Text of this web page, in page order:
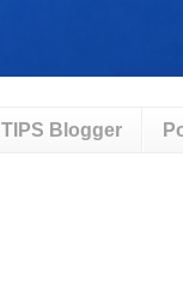
TIPS Blogger